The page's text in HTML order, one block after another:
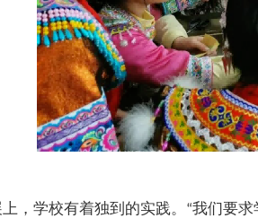
，学校有着独到的实践。 “我们要求